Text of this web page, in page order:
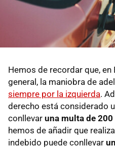
Hemos de recordar que, en
general, la maniobra de
siempre por la izquierda.
derecho está considerado
conllevar una multa de 200
hemos de añadir que
indebido puede conllevar